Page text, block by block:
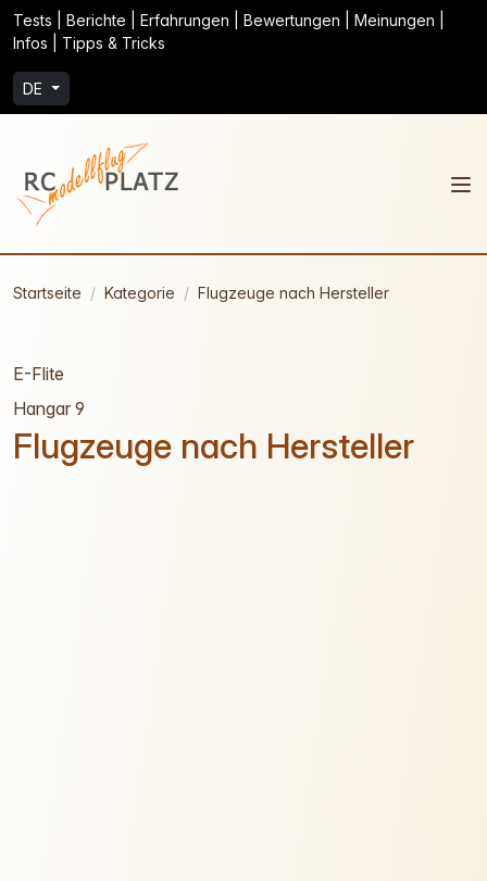
Tests | Berichte | Erfahrungen | Bewertungen | Meinungen |
Infos | Tipps & Tricks
DE
Startseite Kategorie Flugzeuge nach Hersteller
E-Flite
Hangar 9
Flugzeuge nach Hersteller